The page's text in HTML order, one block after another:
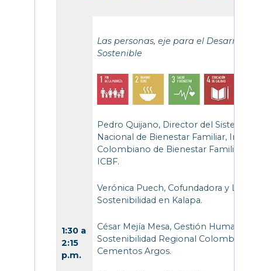
1:30 a
2:15
p.m.
Las personas, eje para el Desarrollo
Sostenible
Pedro Quijano, Director del Sistema
Nacional de Bienestar Familiar,
Colombiano de Bienestar Familiar –
ICBF.
Verónica Puech, Cofundadora y Líder
Sostenibilidad en Kalapa.
César Mejía Mesa, Gestión Humana y
Sostenibilidad Regional Colombia,
Cementos Argos.